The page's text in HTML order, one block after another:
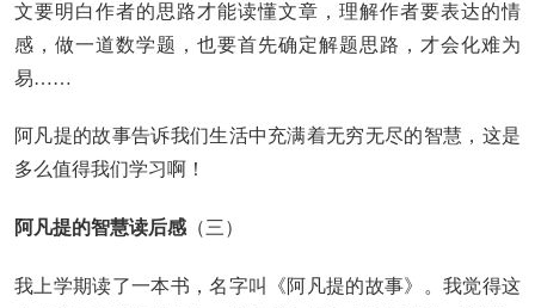
文要明白作者的思路才能读懂文章，理解作者要表达的情
感，做一道数学题，也要首先确定解题思路，才会化难为
易……
阿凡提的故事告诉我们生活中充满着无穷无尽的智慧，这是
多么值得我们学习啊！
阿凡提的智慧读后感 （三）
我上学期读了一本书，名字叫《阿凡提的故事》。我觉得这